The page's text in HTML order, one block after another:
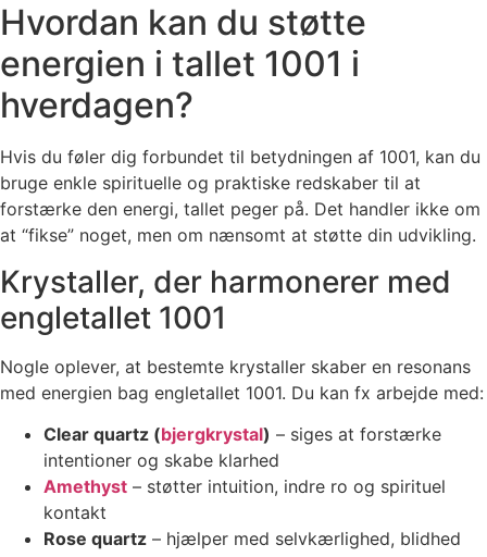
Hvordan kan du støtte
energien i tallet 1001 i
hverdagen?
Hvis du føler dig forbundet til betydningen af 1001, kan du
bruge enkle spirituelle og praktiske redskaber til at
forstærke den energi, tallet peger på. Det handler ikke om
at “fikse” noget, men om nænsomt at støtte din udvikling.
Krystaller, der harmonerer med
engletallet 1001
Nogle oplever, at bestemte krystaller skaber en resonans
med energien bag engletallet 1001. Du kan fx arbejde med:
Clear quartz (bjergkrystal) – siges at forstærke
intentioner og skabe klarhed
Amethyst – støtter intuition, indre ro og spirituel
kontakt
Rose quartz – hjælper med selvkærlighed, blidhed